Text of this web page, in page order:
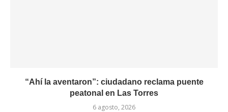
“Ahí la aventaron”: ciudadano reclama puente
peatonal en Las Torres
6 agosto, 2026